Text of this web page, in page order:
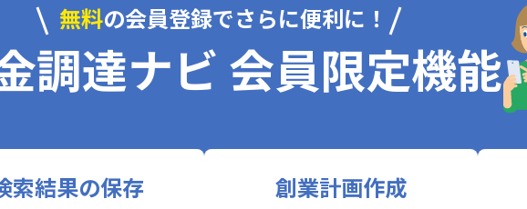
無料の会員登録でさらに便利に！
調達ナビ 会員限定機能
索結果の保存 創業計画作成